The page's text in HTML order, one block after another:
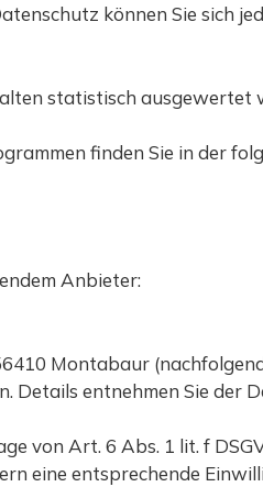
können Sie sich
statistisch ausgewertet
finden Sie in der
Anbieter:
Montabaur
Details entnehmen Sie der
von Art. 6 Abs. 1 lit. f
eine entsprechende